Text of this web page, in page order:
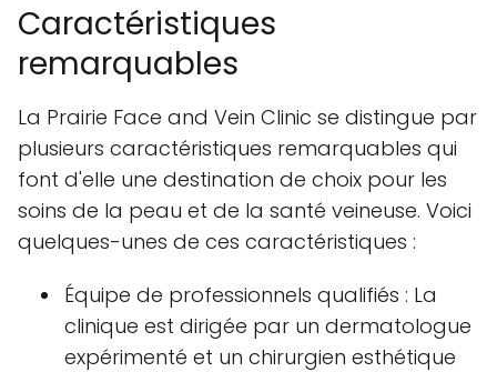
Caractéristiques
remarquables
La Prairie Face and Vein Clinic se distingue par
plusieurs caractéristiques remarquables qui
font d'elle une destination de choix pour les
soins de la peau et de la santé veineuse. Voici
quelques-unes de ces caractéristiques :
Équipe de professionnels qualifiés : La
clinique est dirigée par un dermatologue
expérimenté et un chirurgien esthétique